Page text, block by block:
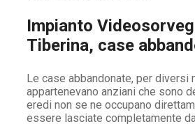
Impianto
Tiberina, case
Le case abbandonate, per diversi
appartenevano anziani che sono
eredi non se ne occupano
essere lasciate completamente